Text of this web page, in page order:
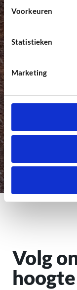
Voorkeuren
Statistieken
Marketing
Volg